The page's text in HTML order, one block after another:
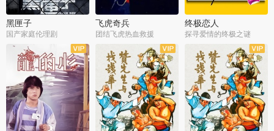
黑匣子
国产家庭伦理剧
飞虎奇兵
团结飞虎热血救援
终极恋人
探寻爱情的终极之谜